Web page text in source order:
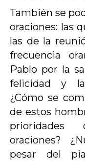
También se
oraciones: las
las de la
frecuencia
Pablo por la
felicidad y la
¿Cómo se
de estos
prioridades
oraciones?
pesar del